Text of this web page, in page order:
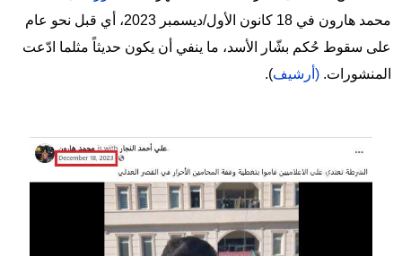
محمد هارون في 18 كانون الأول/ديسمبر 2023، أي قبل نحو عام
على سقوط حُكم بشّار الأسد، ما ينفي أن يكون حديثاً مثلما ادّعت
المنشورات. (أرشيف).